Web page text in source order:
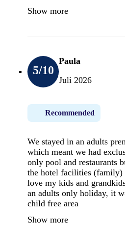
Show more
5/10
Paula
Juli 2026
Recommended
We stayed in an adults
which meant we had
only pool and restaurants
the hotel facilities (family)
love my kids and
an adults only holiday, it
child free area
Show more